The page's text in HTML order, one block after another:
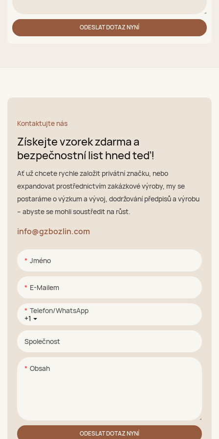
ODESLAT DOTAZ NYNÍ
Kontaktujte nás
Získejte vzorek zdarma a
bezpečnostní list hned teď!
Ať už chcete rychle založit privátní značku, nebo
expandovat prostřednictvím zakázkové výroby, my se
postaráme o výzkum a vývoj, dodržování předpisů a výrobu
– abyste se mohli soustředit na růst.
info@gzbozlin.com
Jméno
E-Mailem
+1
Telefon/WhatsApp
Společnost
Obsah
ODESLAT DOTAZ NYNÍ